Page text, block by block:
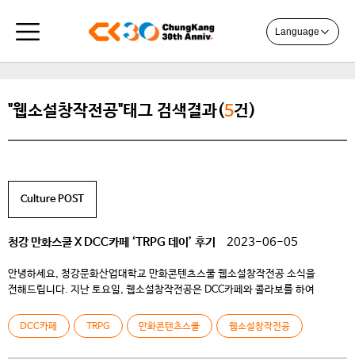
Language
"웹소설창작전공"태그 검색결과(5건)
Culture POST
청강 만화스쿨 X DCC카페 ‘TRPG 데이’ 후기 2023-06-05
안녕하세요, 청강문화산업대학교 만화콘텐츠스쿨 웹소설창작전공 소식을
전해드립니다. 지난 토요일, 웹소설창작전공은 DCC카페와 콜라보를 하여
준말로, 말그대로 테이블에 모여 앉아 각자 분담한 역할을 연기하는 게임 입니다.
모든 참가자가 자신이 맡을 인물을 설정하고, 서로 대화를 주고 받으면서,
DCC카페 TRPG 만화콘텐츠스쿨 웹소설창작전공